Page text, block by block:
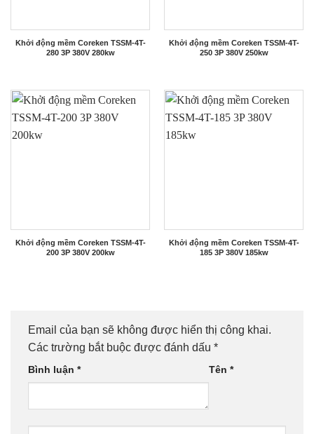
Khởi động mềm Coreken TSSM-4T-
280 3P 380V 280kw
Khởi động mềm Coreken TSSM-4T-
250 3P 380V 250kw
Khởi động mềm Coreken TSSM-4T-
200 3P 380V 200kw
Khởi động mềm Coreken TSSM-4T-
185 3P 380V 185kw
Email của bạn sẽ không được hiển thị công khai.
Các trường bắt buộc được đánh dấu *
Bình luận * Tên *